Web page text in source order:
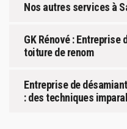
Nos autres services à
GK Rénové : Entreprise
toiture de renom
Entreprise de
: des techniques